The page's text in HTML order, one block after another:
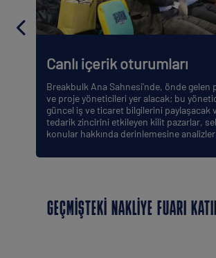
Canlı içerik oturumları
Breakbulk Ana Sahnesi'nde, önde gelen
ve proje yöneticileri yer alacak; bu
güncel iş ve ticaret bilgilerini paylaşacak
tedarik zincirini etkileyen kilit pazarlar,
konular hakkında derinlemesine
GEÇMIŞTEKI NAKLIYE FUARI